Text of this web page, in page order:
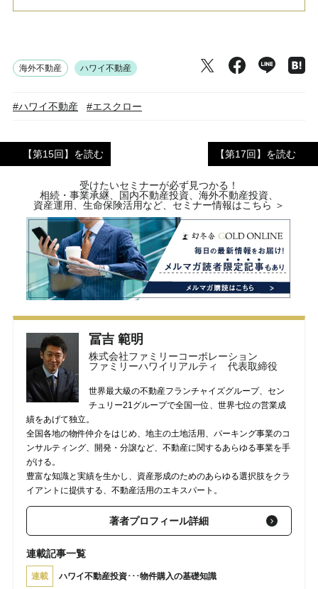
海外不動産 ハワイ不動産
#ハワイ不動産 #エスクロー
【第15回】を読む 【第17回】を読む
受けたいセミナーが必ず見つかる！
相続・事業承継、国内不動産投資、海外不動産投資、
資産運用、生命保険活用など、セミナー情報はこちら ＞
冨吉 範明
株式会社ファミリーコーポレーション
ファミリーハワイリアルティ 代表取締役
世界最大級の不動産フランチャイズグループ、セン
チュリー21グループで全国一位、世界七位の営業成
績をあげて独立。
全国各地の物件仲介をはじめ、地主の土地活用、パーキング事業のコ
ンサルティング、開発・分譲など、不動産に関するあらゆる事業を手
がける。
豊富な知識と実績を生かし、資産形成のためのあらゆる選択肢をクラ
イアントに提供する、不動産活用のエキスパート。
著者プロフィール詳細
連載記事一覧
連載 ハワイ不動産投資･･･物件購入の基礎知識